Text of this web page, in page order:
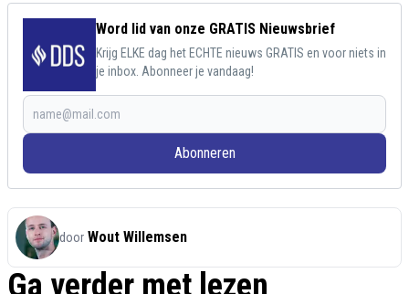
Word lid van onze GRATIS Nieuwsbrief
Krijg ELKE dag het ECHTE nieuws GRATIS en voor niets in
je inbox. Abonneer je vandaag!
Abonneren
door Wout Willemsen
Ga verder met lezen